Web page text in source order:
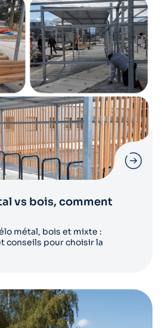
vs bois, comment
métal, bois et mixte :
conseils pour choisir la